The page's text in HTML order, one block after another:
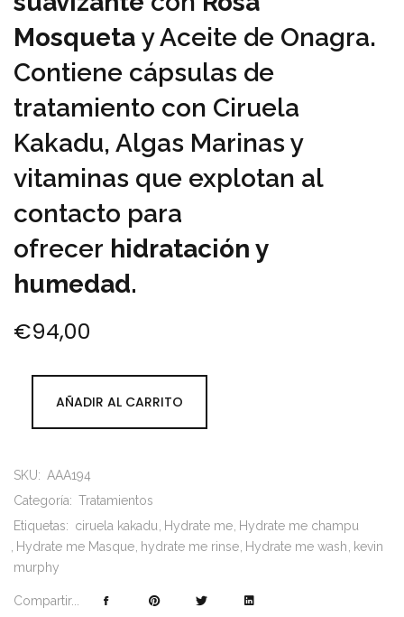
Mosqueta y Aceite de Onagra.
Contiene cápsulas de
tratamiento con Ciruela
Kakadu, Algas Marinas y
vitaminas que explotan al
contacto para
ofrecer hidratación y
humedad.
€94,00
AÑADIR AL CARRITO
SKU: AAA194
Categoría: Tratamientos
Etiquetas: ciruela kakadu Hydrate me Hydrate me champu
Hydrate me Masque hydrate me rinse Hydrate me wash
kevin
murphy
Compartir...